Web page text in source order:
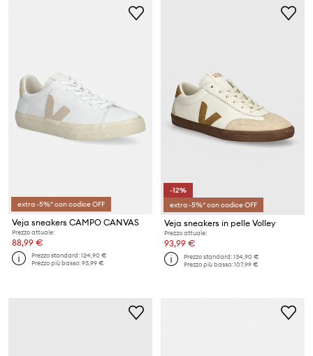
extra -5%* con codice OFF
Veja sneakers CAMPO CANVAS
Prezzo attuale:
88,99 €
Prezzo standard:124,90 €
Prezzo più basso:93,99 €
-12%
extra -5%* con codice OFF
Veja sneakers in pelle Volley
Prezzo attuale:
93,99 €
Prezzo standard:134,90 €
Prezzo più basso:107,99 €